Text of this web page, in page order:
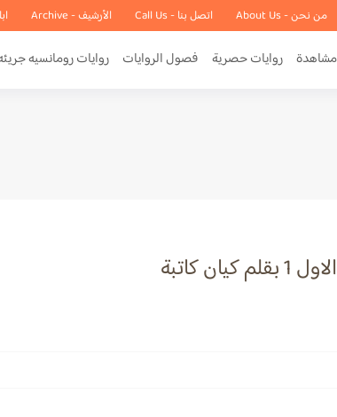
من نحن - About Us اتصل بنا - Call Us الأرشيف - Archive
مشاهدة روايات حصرية فصول الروايات روايات رومانسيه